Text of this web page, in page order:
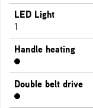
LED Light
1
Handle heating
Double belt drive